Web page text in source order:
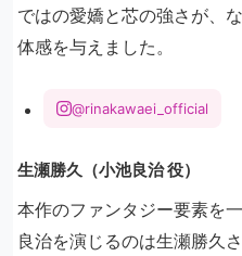
ではの愛嬌と芯の強さが、
体感を与えました。
@rinakawaei_official
生瀬勝久（小池良治 役）
本作のファンタジー要素を
良治を演じるのは生瀬勝久